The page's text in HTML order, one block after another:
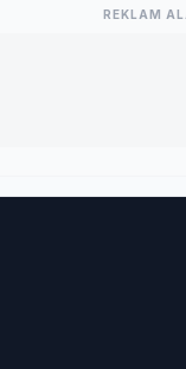
REKLAM